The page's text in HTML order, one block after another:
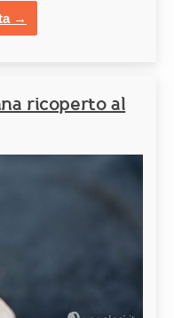
→
ricoperto al